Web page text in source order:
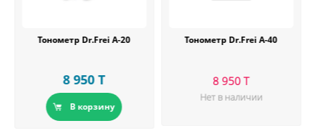
Тонометр Dr.Frei А-20
8 950 T
В корзину
Тонометр Dr.Frei А-40
8 950 T
Нет в наличии